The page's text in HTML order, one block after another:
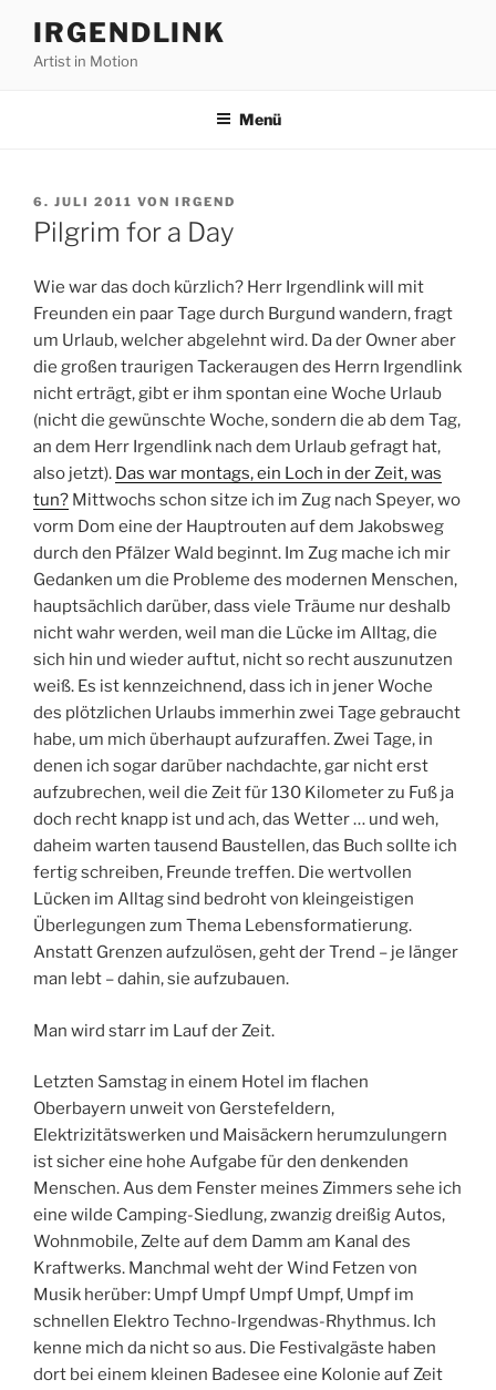
Inhalt
springen
IRGENDLINK
Artist in Motion
Menü
VERÖFFENTLICHT
AM
6. JULI 2011 VON IRGEND
Pilgrim for a Day
Wie war das doch kürzlich? Herr Irgendlink will mit
Freunden ein paar Tage durch Burgund wandern, fragt
um Urlaub, welcher abgelehnt wird. Da der Owner aber
die großen traurigen Tackeraugen des Herrn Irgendlink
nicht erträgt, gibt er ihm spontan eine Woche Urlaub
(nicht die gewünschte Woche, sondern die ab dem Tag,
an dem Herr Irgendlink nach dem Urlaub gefragt hat,
also jetzt). Das war montags, ein Loch in der Zeit, was
tun? Mittwochs schon sitze ich im Zug nach Speyer, wo
vorm Dom eine der Hauptrouten auf dem Jakobsweg
durch den Pfälzer Wald beginnt. Im Zug mache ich mir
Gedanken um die Probleme des modernen Menschen,
hauptsächlich darüber, dass viele Träume nur deshalb
nicht wahr werden, weil man die Lücke im Alltag, die
sich hin und wieder auftut, nicht so recht auszunutzen
weiß. Es ist kennzeichnend, dass ich in jener Woche
des plötzlichen Urlaubs immerhin zwei Tage gebraucht
habe, um mich überhaupt aufzuraffen. Zwei Tage, in
denen ich sogar darüber nachdachte, gar nicht erst
aufzubrechen, weil die Zeit für 130 Kilometer zu Fuß ja
doch recht knapp ist und ach, das Wetter … und weh,
daheim warten tausend Baustellen, das Buch sollte ich
fertig schreiben, Freunde treffen. Die wertvollen
Lücken im Alltag sind bedroht von kleingeistigen
Überlegungen zum Thema Lebensformatierung.
Anstatt Grenzen aufzulösen, geht der Trend – je länger
man lebt – dahin, sie aufzubauen.
Man wird starr im Lauf der Zeit.
Letzten Samstag in einem Hotel im flachen
Oberbayern unweit von Gerstefeldern,
Elektrizitätswerken und Maisäckern herumzulungern
ist sicher eine hohe Aufgabe für den denkenden
Menschen. Aus dem Fenster meines Zimmers sehe ich
eine wilde Camping-Siedlung, zwanzig dreißig Autos,
Wohnmobile, Zelte auf dem Damm am Kanal des
Kraftwerks. Manchmal weht der Wind Fetzen von
Musik herüber: Umpf Umpf Umpf Umpf, Umpf im
schnellen Elektro Techno-Irgendwas-Rhythmus. Ich
kenne mich da nicht so aus. Die Festivalgäste haben
dort bei einem kleinen Badesee eine Kolonie auf Zeit